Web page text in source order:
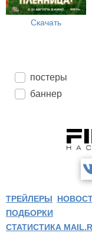
Скачать
постеры
баннер
ТРЕЙЛЕРЫ
ПОДБОРКИ
СТАТИСТИКА